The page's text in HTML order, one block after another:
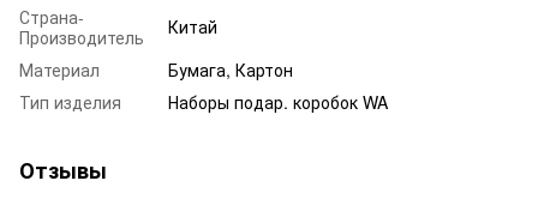
Страна-
Производитель
Китай
Материал
Бумага, Картон
Тип изделия
Наборы подар. коробок WA
Отзывы